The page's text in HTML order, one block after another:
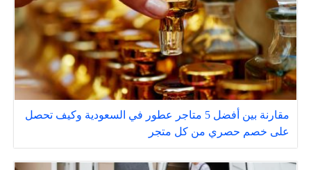
مقارنة بين أفضل 5 متاجر عطور في السعودية وكيف تحصل
على خصم حصري من كل متجر